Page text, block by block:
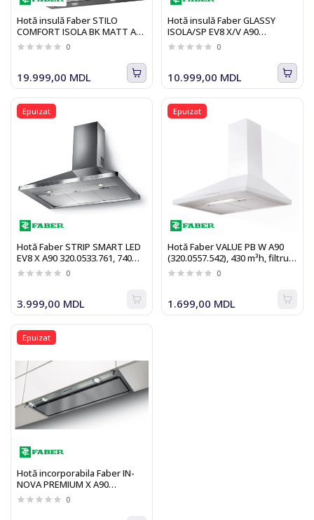
Hotă insulă Faber STILO
COMFORT ISOLA BK MATT A90
325.0618.792
0
19.999,00 MDL
Hotă insulă Faber GLASSY
ISOLA/SP EV8 X/V A90
(110.0157.076)
0
10.999,00 MDL
Epuizat
Hotă Faber STRIP SMART LED
EV8 X A90 320.0533.761, 740
m³h, filtru aluminiu, clasa B,
Inox
0
3.999,00 MDL
Epuizat
Hotă Faber VALUE PB W A90
(320.0557.542), 430 m³h, filtru
aluminiu, clasa B, alba
0
1.699,00 MDL
Epuizat
Hotă incorporabila Faber IN-
NOVA PREMIUM X A90
110.0439.951
0